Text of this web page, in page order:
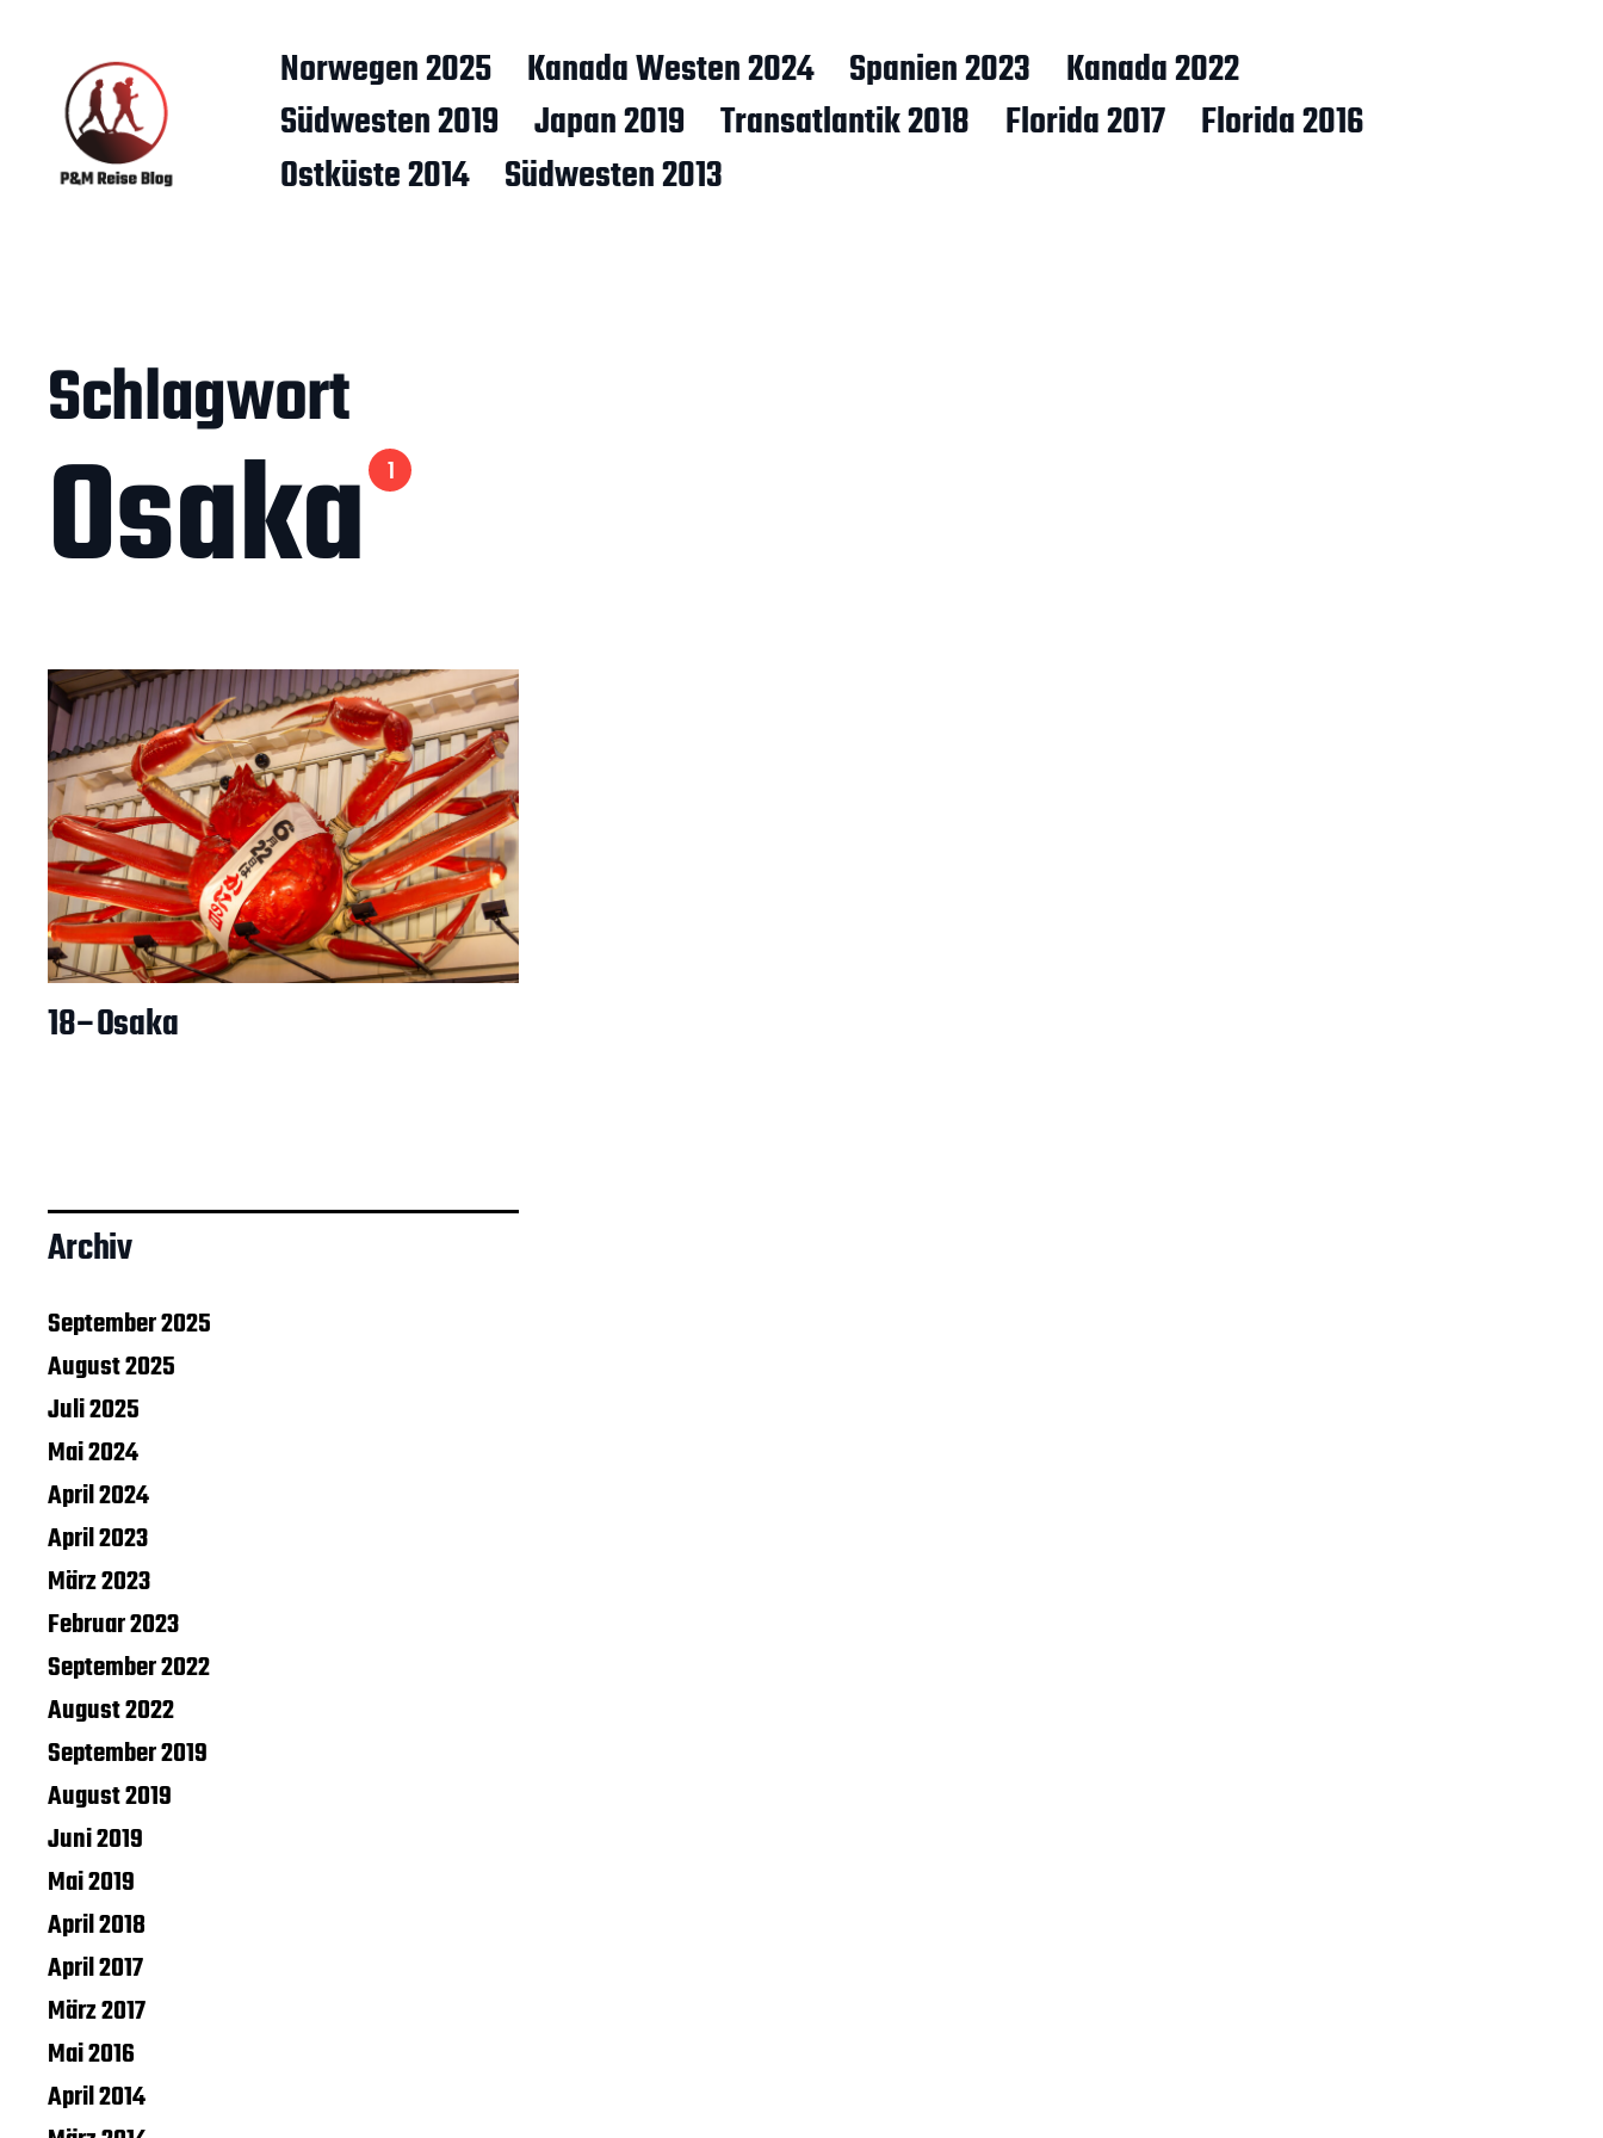
Norwegen 2025 Kanada Westen 2024 Spanien 2023
Kanada 2022
Südwesten 2019
Japan 2019 Transatlantik 2018 Florida 2017
Florida 2016
Ostküste 2014
Südwesten 2013
Schlagwort
Osaka1
18–Osaka
Archiv
September 2025
August 2025
Juli 2025
Mai 2024
April 2024
April 2023
März 2023
Februar 2023
September 2022
August 2022
September 2019
August 2019
Juni 2019
Mai 2019
April 2018
April 2017
März 2017
Mai 2016
April 2014